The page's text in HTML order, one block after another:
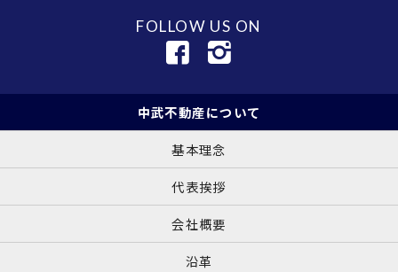
FOLLOW US ON
中武不動産について
基本理念
代表挨拶
会社概要
沿革